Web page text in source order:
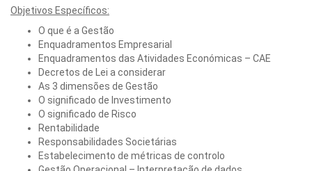
Objetivos Específicos:
O que é a Gestão
Enquadramentos Empresarial
Enquadramentos das Atividades Económicas – CAE
Decretos de Lei a considerar
As 3 dimensões de Gestão
O significado de Investimento
O significado de Risco
Rentabilidade
Responsabilidades Societárias
Estabelecimento de métricas de controlo